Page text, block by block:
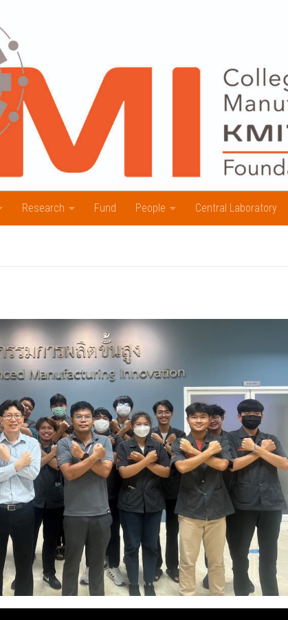
Research Fund People Central Laboratory